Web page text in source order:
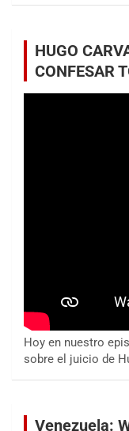
HUGO
CONFESAR
Hoy en nuestro
sobre el juicio de
Venezuela: